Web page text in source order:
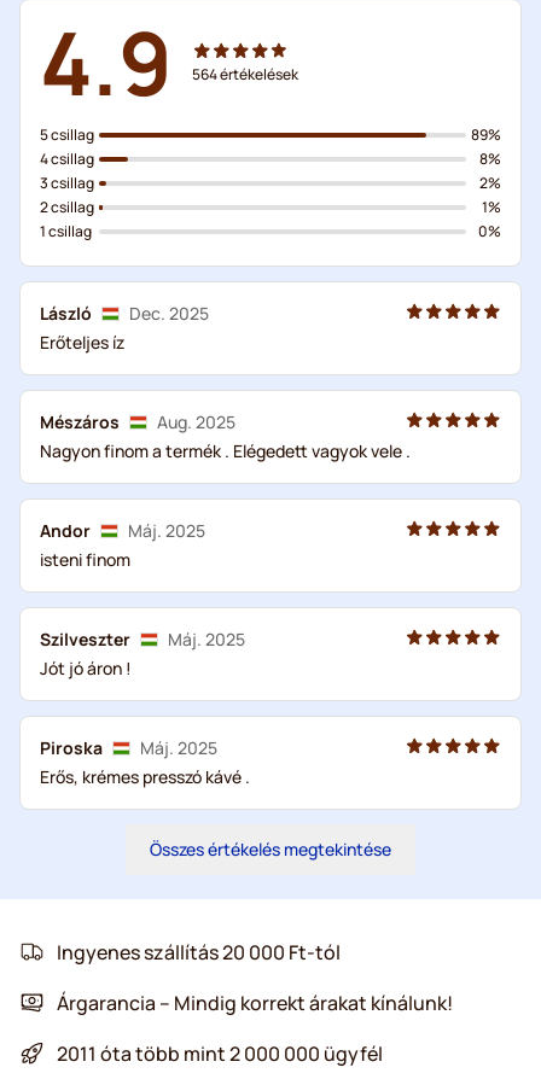
4.9 564értékelések
5 csillag
4 csillag
3 csillag
2 csillag
1 csillag
89%
8%
2%
1%
0%
László
Dec. 2025
Erőteljes íz
Mészáros
Aug. 2025
Nagyon finom a termék . Elégedett vagyok vele .
Andor
Máj. 2025
isteni finom
Szilveszter
Máj. 2025
Jót jó áron !
Piroska
Máj. 2025
Erős, krémes presszó kávé .
Összes értékelés megtekintése
Ingyenes szállítás 20 000 Ft-tól
Árgarancia – Mindig korrekt árakat kínálunk!
2011 óta több mint 2 000 000 ügyfél